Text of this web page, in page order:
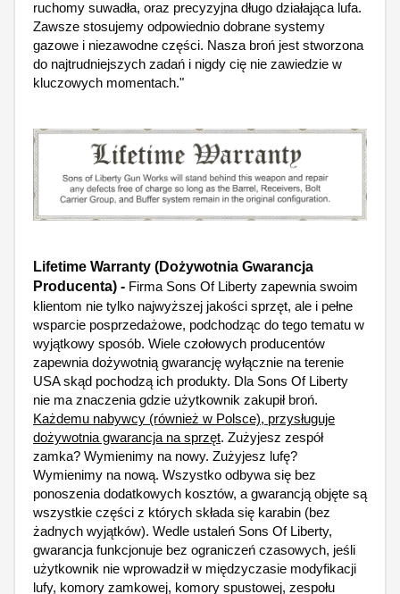
ruchomy suwadła, oraz precyzyjna długo działająca lufa.
Zawsze stosujemy odpowiednio dobrane systemy
gazowe i niezawodne części. Nasza broń jest stworzona
do najtrudniejszych zadań i nigdy cię nie zawiedzie w
kluczowych momentach."
Lifetime Warranty (Dożywotnia Gwarancja
Producenta) - Firma Sons Of Liberty zapewnia swoim
klientom nie tylko najwyższej jakości sprzęt, ale i pełne
wsparcie posprzedażowe, podchodząc do tego tematu w
wyjątkowy sposób. Wiele czołowych producentów
zapewnia dożywotnią gwarancję wyłącznie na terenie
USA skąd pochodzą ich produkty. Dla Sons Of Liberty
nie ma znaczenia gdzie użytkownik zakupił broń.
Każdemu nabywcy (również w Polsce), przysługuje
dożywotnia gwarancja na sprzęt. Zużyjesz zespół
zamka? Wymienimy na nowy. Zużyjesz lufę?
Wymienimy na nową. Wszystko odbywa się bez
ponoszenia dodatkowych kosztów, a gwarancją objęte są
wszystkie części z których składa się karabin (bez
żadnych wyjątków). Wedle ustaleń Sons Of Liberty,
gwarancja funkcjonuje bez ograniczeń czasowych, jeśli
użytkownik nie wprowadził w międzyczasie modyfikacji
lufy, komory zamkowej, komory spustowej, zespołu